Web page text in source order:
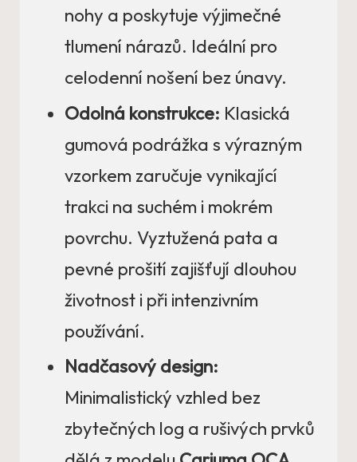
nohy a poskytuje výjimečné
tlumení nárazů. Ideální pro
celodenní nošení bez únavy.
Odolná konstrukce: Klasická
gumová podrážka s výrazným
vzorkem zaručuje vynikající
trakci na suchém i mokrém
povrchu. Vyztužená pata a
pevné prošití zajišťují dlouhou
životnost i při intenzivním
používání.
Nadčasový design:
Minimalistický vzhled bez
zbytečných log a rušivých prvků